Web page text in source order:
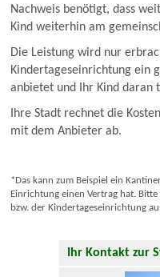
Nachweis benötigt, dass
Kind weiterhin am
Die Leistung wird nur
Kindertageseinrichtung ein
anbietet und Ihr Kind daran
Ihre Stadt rechnet die
mit dem Anbieter ab.
*Das kann zum Beispiel ein
Einrichtung einen Vertrag hat.
bzw. der Kindertageseinrichtung
Ihr Kontakt zur